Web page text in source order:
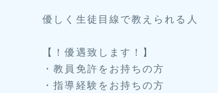
優しく生徒目線で教えられる人
【！優遇致します！】
・教員免許をお持ちの方
・指導経験をお持ちの方